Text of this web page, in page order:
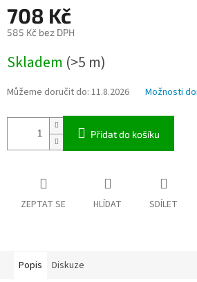
708 Kč
585 Kč bez DPH
cena:
Skladem (>5 m)
Můžeme doručit do: 11.8.2026 Možnosti
Přidat do košíku
ZEPTAT SE HLÍDAT SDÍLET
Popis Diskuze